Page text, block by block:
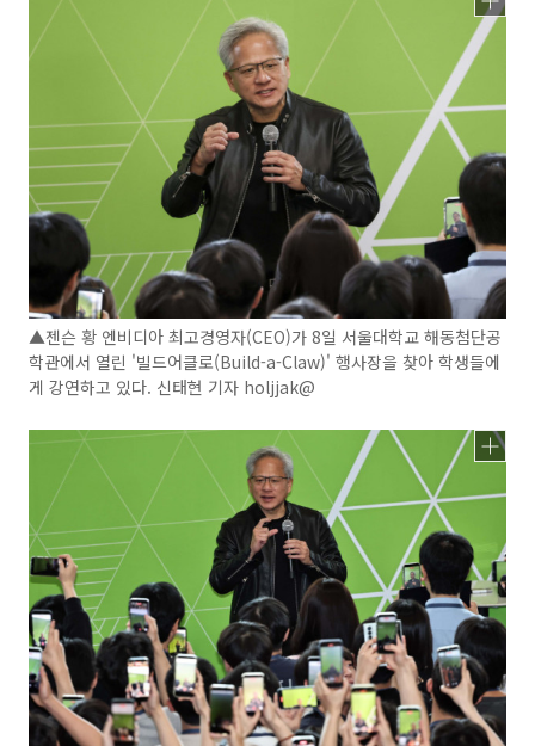
▲젠슨 황 엔비디아 최고경영자(CEO)가 8일 서울대학교 해동첨단공
학관에서 열린 '빌드어클로(Build-a-Claw)' 행사장을 찾아 학생들에
게 강연하고 있다. 신태현 기자 holjjak@